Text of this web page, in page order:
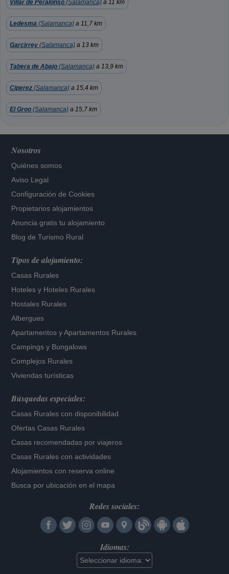
Villar de Peralonso (Salamanca) a 11 km
Ledesma (Salamanca) a 11,7 km
Garcirrey (Salamanca) a 13 km
Tabera de Abajo (Salamanca) a 13,9 km
Ciperez (Salamanca) a 15,4 km
El Groo (Salamanca) a 15,7 km
Nosotros
Quiénes somos
Aviso Legal
Configuración de Cookies
Propietarios alojamientos
Anuncia gratis tu alojamiento
Blog de Turismo Rural
Tipos de alojamiento:
Casas Rurales
Hoteles y Hoteles Rurales
Hostales Rurales
Albergues
Apartamentos yApartamentos Rurales
Campings y Bungalows
Complejos Rurales
Viviendas turísticas
Búsquedas especiales:
Casas Rurales con disponibilidad
Ofertas Casas Rurales
Casas recomendadas por viajeros
Casas Rurales con actividades
Alojamientos con reserva online
Busca por ubicación en el mapa
Redes sociales:
Idiomas: